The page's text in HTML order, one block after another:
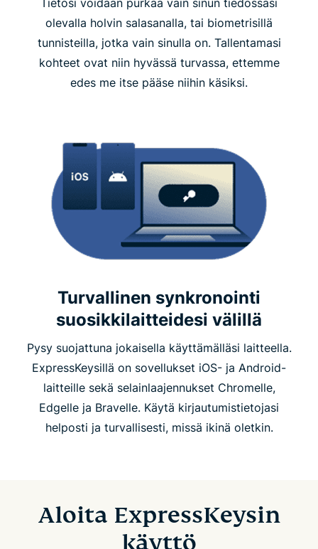
Tietosi voidaan purkaa vain sinun tiedossasi
olevalla holvin salasanalla, tai biometrisillä
tunnisteilla, jotka vain sinulla on. Tallentamasi
kohteet ovat niin hyvässä turvassa, ettemme
edes me itse pääse niihin käsiksi.
Turvallinen synkronointi
suosikkilaitteidesi välillä
Pysy suojattuna jokaisella käyttämälläsi laitteella.
ExpressKeysillä on sovellukset iOS- ja Android-
laitteille sekä selainlaajennukset Chromelle,
Edgelle ja Bravelle. Käytä kirjautumistietojasi
helposti ja turvallisesti, missä ikinä oletkin.
Aloita ExpressKeysin
käyttö